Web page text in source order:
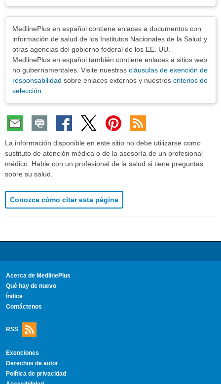
MedlinePlus en español contiene enlaces a documentos con
información de salud de los Institutos Nacionales de la Salud y
otras agencias del gobierno federal de los EE. UU.
MedlinePlus en español también contiene enlaces a sitios web
no gubernamentales. Visite nuestras cláusulas de exención de
responsabilidad sobre enlaces externos y nuestros criterios de
selección
La información disponible en este sitio no debe utilizarse como
sustituto de atención médica o de la asesoría de un profesional
médico. Hable con un profesional de la salud si tiene preguntas
sobre su salud.
Conozca cómo citar esta página
Acerca de MedlinePlus
Qué hay de nuevo
Índice
Contáctenos
RSS
Exenciones
Derechos de autor
Política de privacidad